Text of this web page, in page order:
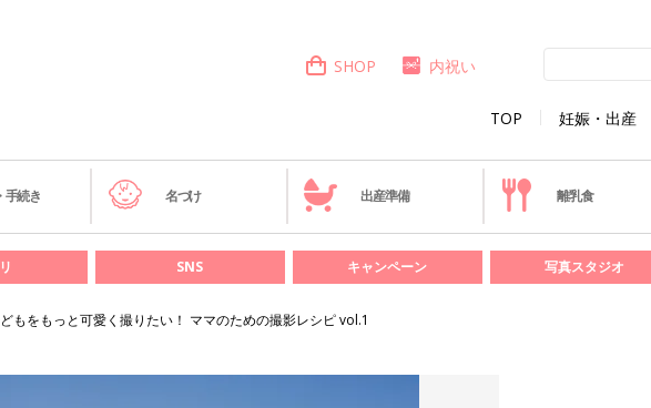
TOP 妊娠・出産
SHOP 内祝い
手続き 名づけ 出産準備 離乳食
SNS キャンペーン 写真スタジオ
もをもっと可愛く撮りたい！ ママのための撮影レシピ vol.1